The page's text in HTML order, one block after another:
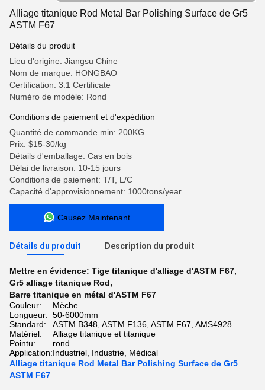
Alliage titanique Rod Metal Bar Polishing Surface de Gr5
ASTM F67
Détails du produit
Lieu d'origine: Jiangsu Chine
Nom de marque: HONGBAO
Certification: 3.1 Certificate
Numéro de modèle: Rond
Conditions de paiement et d'expédition
Quantité de commande min: 200KG
Prix: $15-30/kg
Détails d'emballage: Cas en bois
Délai de livraison: 10-15 jours
Conditions de paiement: T/T, L/C
Capacité d'approvisionnement: 1000tons/year
Causez Maintenant
Détails du produit Description du produit
Mettre en évidence: Tige titanique d'alliage d'ASTM F67,
Gr5 alliage titanique Rod,
Barre titanique en métal d'ASTM F67
Couleur:
Mèche
Longueur: 50-6000mm
Standard:
ASTM B348, ASTM F136, ASTM F67, AMS4928
Matériel:
Alliage titanique et titanique
Pointu:
rond
Application:Industriel, Industrie, Médical
Alliage titanique Rod Metal Bar Polishing Surface de Gr5
ASTM F67